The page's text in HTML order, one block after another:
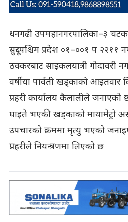
धनगढी उपमहानगरपालिका–३
सुदूरपश्चिम प्रदेश ०१–००१ प २२११
ठक्करबाट साइकलयात्री गोदावरी
वर्षीया पार्वती खड्काको आइतवार
प्रहरी कार्यालय कैलालीले जनाएको
घाइते भएकी खड्काको मायामेट्रो
उपचारको क्रममा मृत्यु भएको
प्रहरीले नियन्त्रणमा लिएको छ